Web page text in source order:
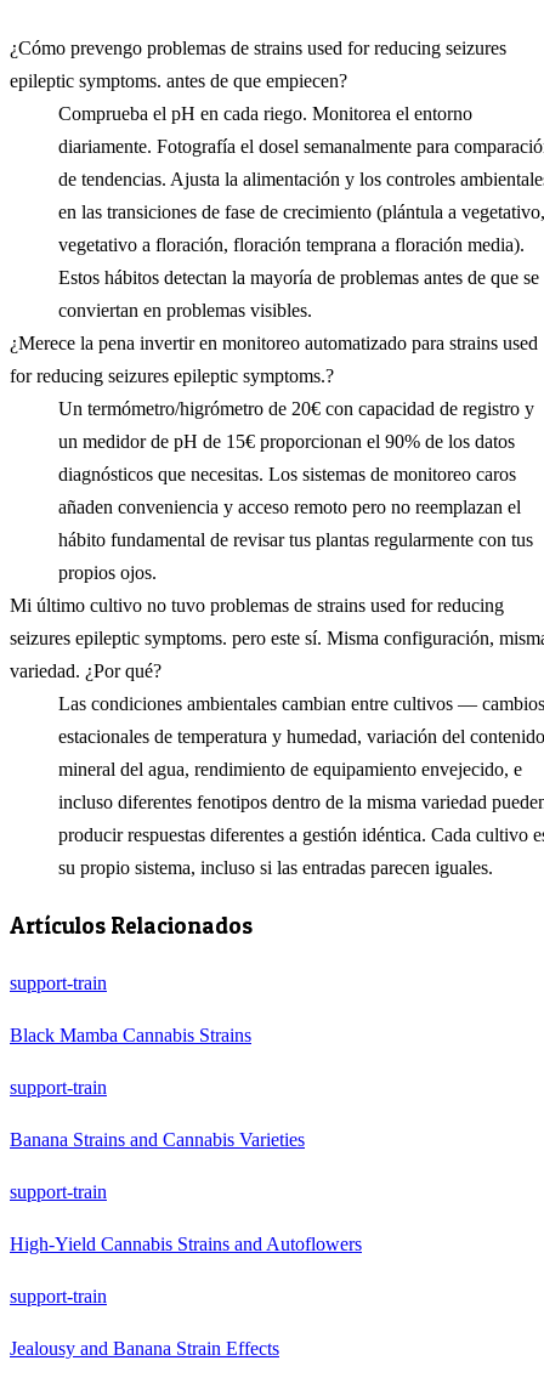
¿Cómo prevengo problemas de strains used for reducing seizures
epileptic symptoms. antes de que empiecen?
Comprueba el pH en cada riego. Monitorea el entorno
diariamente. Fotografía el dosel semanalmente para
de tendencias. Ajusta la alimentación y los controles
en las transiciones de fase de crecimiento (plántula a vegetativo,
vegetativo a floración, floración temprana a floración media).
Estos hábitos detectan la mayoría de problemas antes de que se
conviertan en problemas visibles.
¿Merece la pena invertir en monitoreo automatizado para strains used
for reducing seizures epileptic symptoms.?
Un termómetro/higrómetro de 20€ con capacidad de registro y
un medidor de pH de 15€ proporcionan el 90% de los datos
diagnósticos que necesitas. Los sistemas de monitoreo caros
añaden conveniencia y acceso remoto pero no reemplazan el
hábito fundamental de revisar tus plantas regularmente con tus
propios ojos.
Mi último cultivo no tuvo problemas de strains used for reducing
seizures epileptic symptoms. pero este sí. Misma configuración,
variedad. ¿Por qué?
Las condiciones ambientales cambian entre cultivos — cambios
estacionales de temperatura y humedad, variación del contenido
mineral del agua, rendimiento de equipamiento envejecido, e
incluso diferentes fenotipos dentro de la misma variedad
producir respuestas diferentes a gestión idéntica. Cada cultivo
su propio sistema, incluso si las entradas parecen iguales.
Artículos Relacionados
support-train
Black Mamba Cannabis Strains
support-train
Banana Strains and Cannabis Varieties
support-train
High-Yield Cannabis Strains and Autoflowers
support-train
Jealousy and Banana Strain Effects